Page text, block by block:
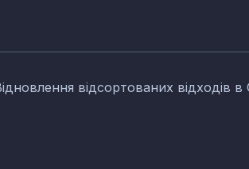
відсортованих відходів в